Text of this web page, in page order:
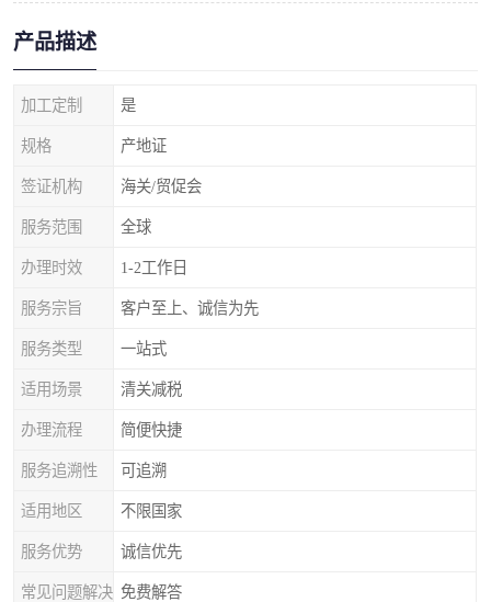
产品描述
加工定制 是
规格 产地证
签证机构 海关/贸促会
服务范围 全球
办理时效 1-2工作日
服务宗旨 客户至上、诚信为先
服务类型 一站式
适用场景 清关减税
办理流程 简便快捷
服务追溯性 可追溯
适用地区 不限国家
服务优势 诚信优先
常见问题解决 免费解答